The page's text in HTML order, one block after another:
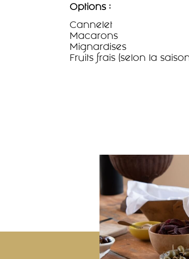
Options :
Cannelet
Macarons
Mignardises
Fruits frais (selon la